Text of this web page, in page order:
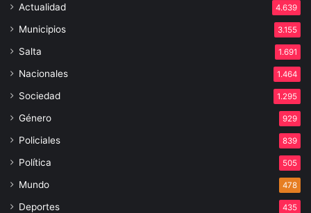
Actualidad 4.639
Municipios 3.155
Salta 1.691
Nacionales 1.464
Sociedad 1.295
Género 929
Policiales 839
Política 505
Mundo 478
Deportes 435